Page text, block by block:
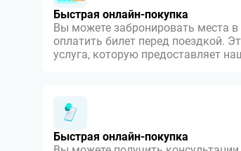
Быстрая онлайн-покупка
Вы можете забронировать места в
оплатить билет перед поездкой.
услуга, которую предоставляет
Быстрая онлайн-покупка